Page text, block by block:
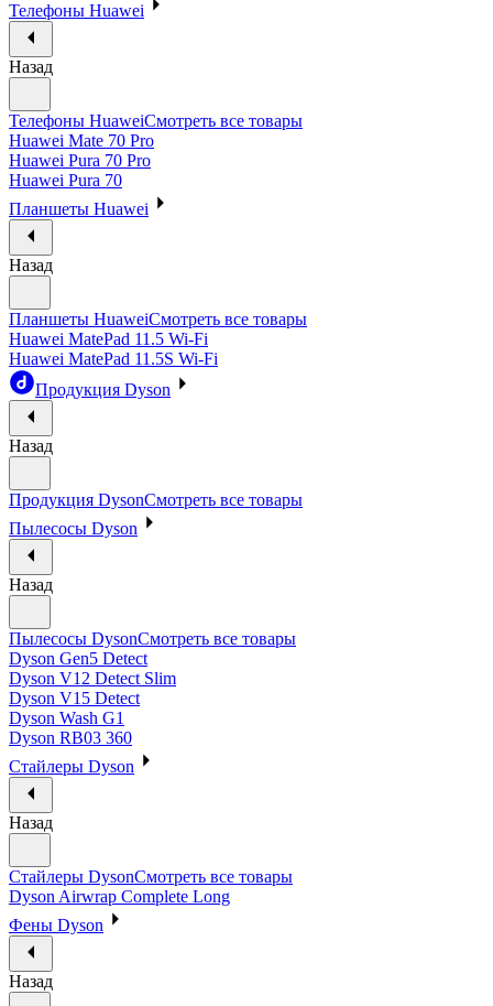
Телефоны Huawei
Назад
Телефоны HuaweiСмотреть все товары
Huawei Mate 70 Pro
Huawei Pura 70 Pro
Huawei Pura 70
Планшеты Huawei
Назад
Планшеты HuaweiСмотреть все товары
Huawei MatePad 11.5 Wi-Fi
Huawei MatePad 11.5S Wi-Fi
Продукция Dyson
Назад
Продукция DysonСмотреть все товары
Пылесосы Dyson
Назад
Пылесосы DysonСмотреть все товары
Dyson Gen5 Detect
Dyson V12 Detect Slim
Dyson V15 Detect
Dyson Wash G1
Dyson RB03 360
Стайлеры Dyson
Назад
Стайлеры DysonСмотреть все товары
Dyson Airwrap Complete Long
Фены Dyson
Назад